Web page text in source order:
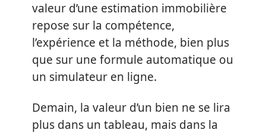
valeur d’une estimation immobilière
repose sur la compétence,
l’expérience et la méthode, bien plus
que sur une formule automatique ou
un simulateur en ligne.
Demain, la valeur d’un bien ne se lira
plus dans un tableau, mais dans la